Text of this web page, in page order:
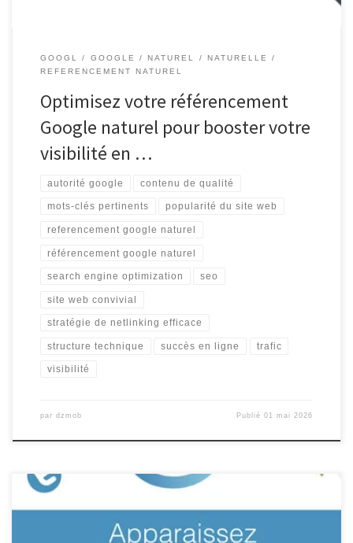
GOOGL GOOGLE NATUREL
NATURELLE
REFERENCEMENT NATUREL
Optimisez votre référencement
Google naturel pour booster votre
visibilité en …
autorité google contenu de qualité
mots-clés pertinents popularité du site web
referencement google naturel
référencement google naturel
search engine optimization seo
site web convivial
stratégie de netlinking efficace
structure technique succès en ligne trafic
visibilité
par dzmob Publié01 mai 2026
Tarif Référencement Site Internet Tarif Référencement Site